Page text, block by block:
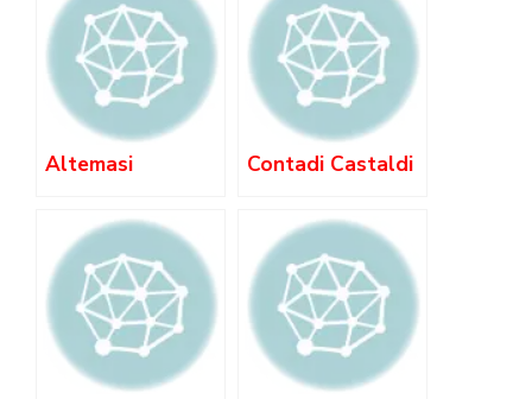
Altemasi Contadi Castaldi